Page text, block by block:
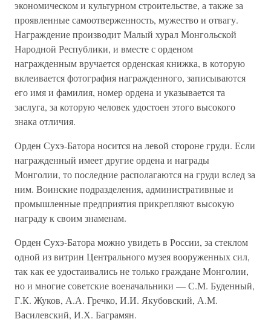
экономическом и культурном строительстве, а также за
проявленные самоотверженность, мужество и отвагу.
Награждение производит Малый хурал Монгольской
Народной Республики, и вместе с орденом
награжденным вручается орденская книжка, в которую
вклеивается фотография награжденного, записываются
его имя и фамилия, номер ордена и указывается та
заслуга, за которую человек удостоен этого высокого
знака отличия.
Орден Сухэ-Батора носится на левой стороне груди. Если
награжденный имеет другие ордена и награды
Монголии, то последние располагаются на груди вслед за
ним. Воинские подразделения, административные и
промышленные предприятия прикрепляют высокую
награду к своим знаменам.
Орден Сухэ-Батора можно увидеть в России, за стеклом
одной из витрин Центрального музея вооруженных сил,
так как ее удостаивались не только граждане Монголии,
но и многие советские военачальники — С.М. Буденный,
Г.К. Жуков, А.А. Гречко, И.И. Якубовский, А.М.
Василевский, И.Х. Баграмян.